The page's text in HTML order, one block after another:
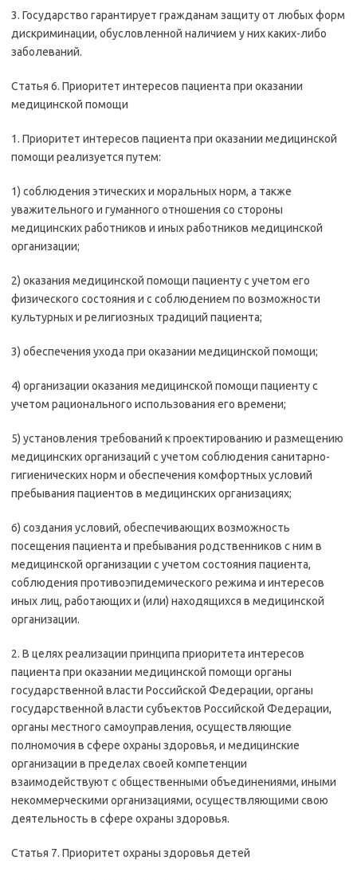
3. Государство гарантирует гражданам защиту от любых форм
дискриминации, обусловленной наличием у них каких-либо
заболеваний.
Статья 6. Приоритет интересов пациента при оказании
медицинской помощи
1. Приоритет интересов пациента при оказании медицинской
помощи реализуется путем:
1) соблюдения этических и моральных норм, а также
уважительного и гуманного отношения со стороны
медицинских работников и иных работников медицинской
организации;
2) оказания медицинской помощи пациенту с учетом его
физического состояния и с соблюдением по возможности
культурных и религиозных традиций пациента;
3) обеспечения ухода при оказании медицинской помощи;
4) организации оказания медицинской помощи пациенту с
учетом рационального использования его времени;
5) установления требований к проектированию и размещению
медицинских организаций с учетом соблюдения санитарно-
гигиенических норм и обеспечения комфортных условий
пребывания пациентов в медицинских организациях;
6) создания условий, обеспечивающих возможность
посещения пациента и пребывания родственников с ним в
медицинской организации с учетом состояния пациента,
соблюдения противоэпидемического режима и интересов
иных лиц, работающих и (или) находящихся в медицинской
организации.
2. В целях реализации принципа приоритета интересов
пациента при оказании медицинской помощи органы
государственной власти Российской Федерации, органы
государственной власти субъектов Российской Федерации,
органы местного самоуправления, осуществляющие
полномочия в сфере охраны здоровья, и медицинские
организации в пределах своей компетенции
взаимодействуют с общественными объединениями, иными
некоммерческими организациями, осуществляющими свою
деятельность в сфере охраны здоровья.
Статья 7. Приоритет охраны здоровья детей